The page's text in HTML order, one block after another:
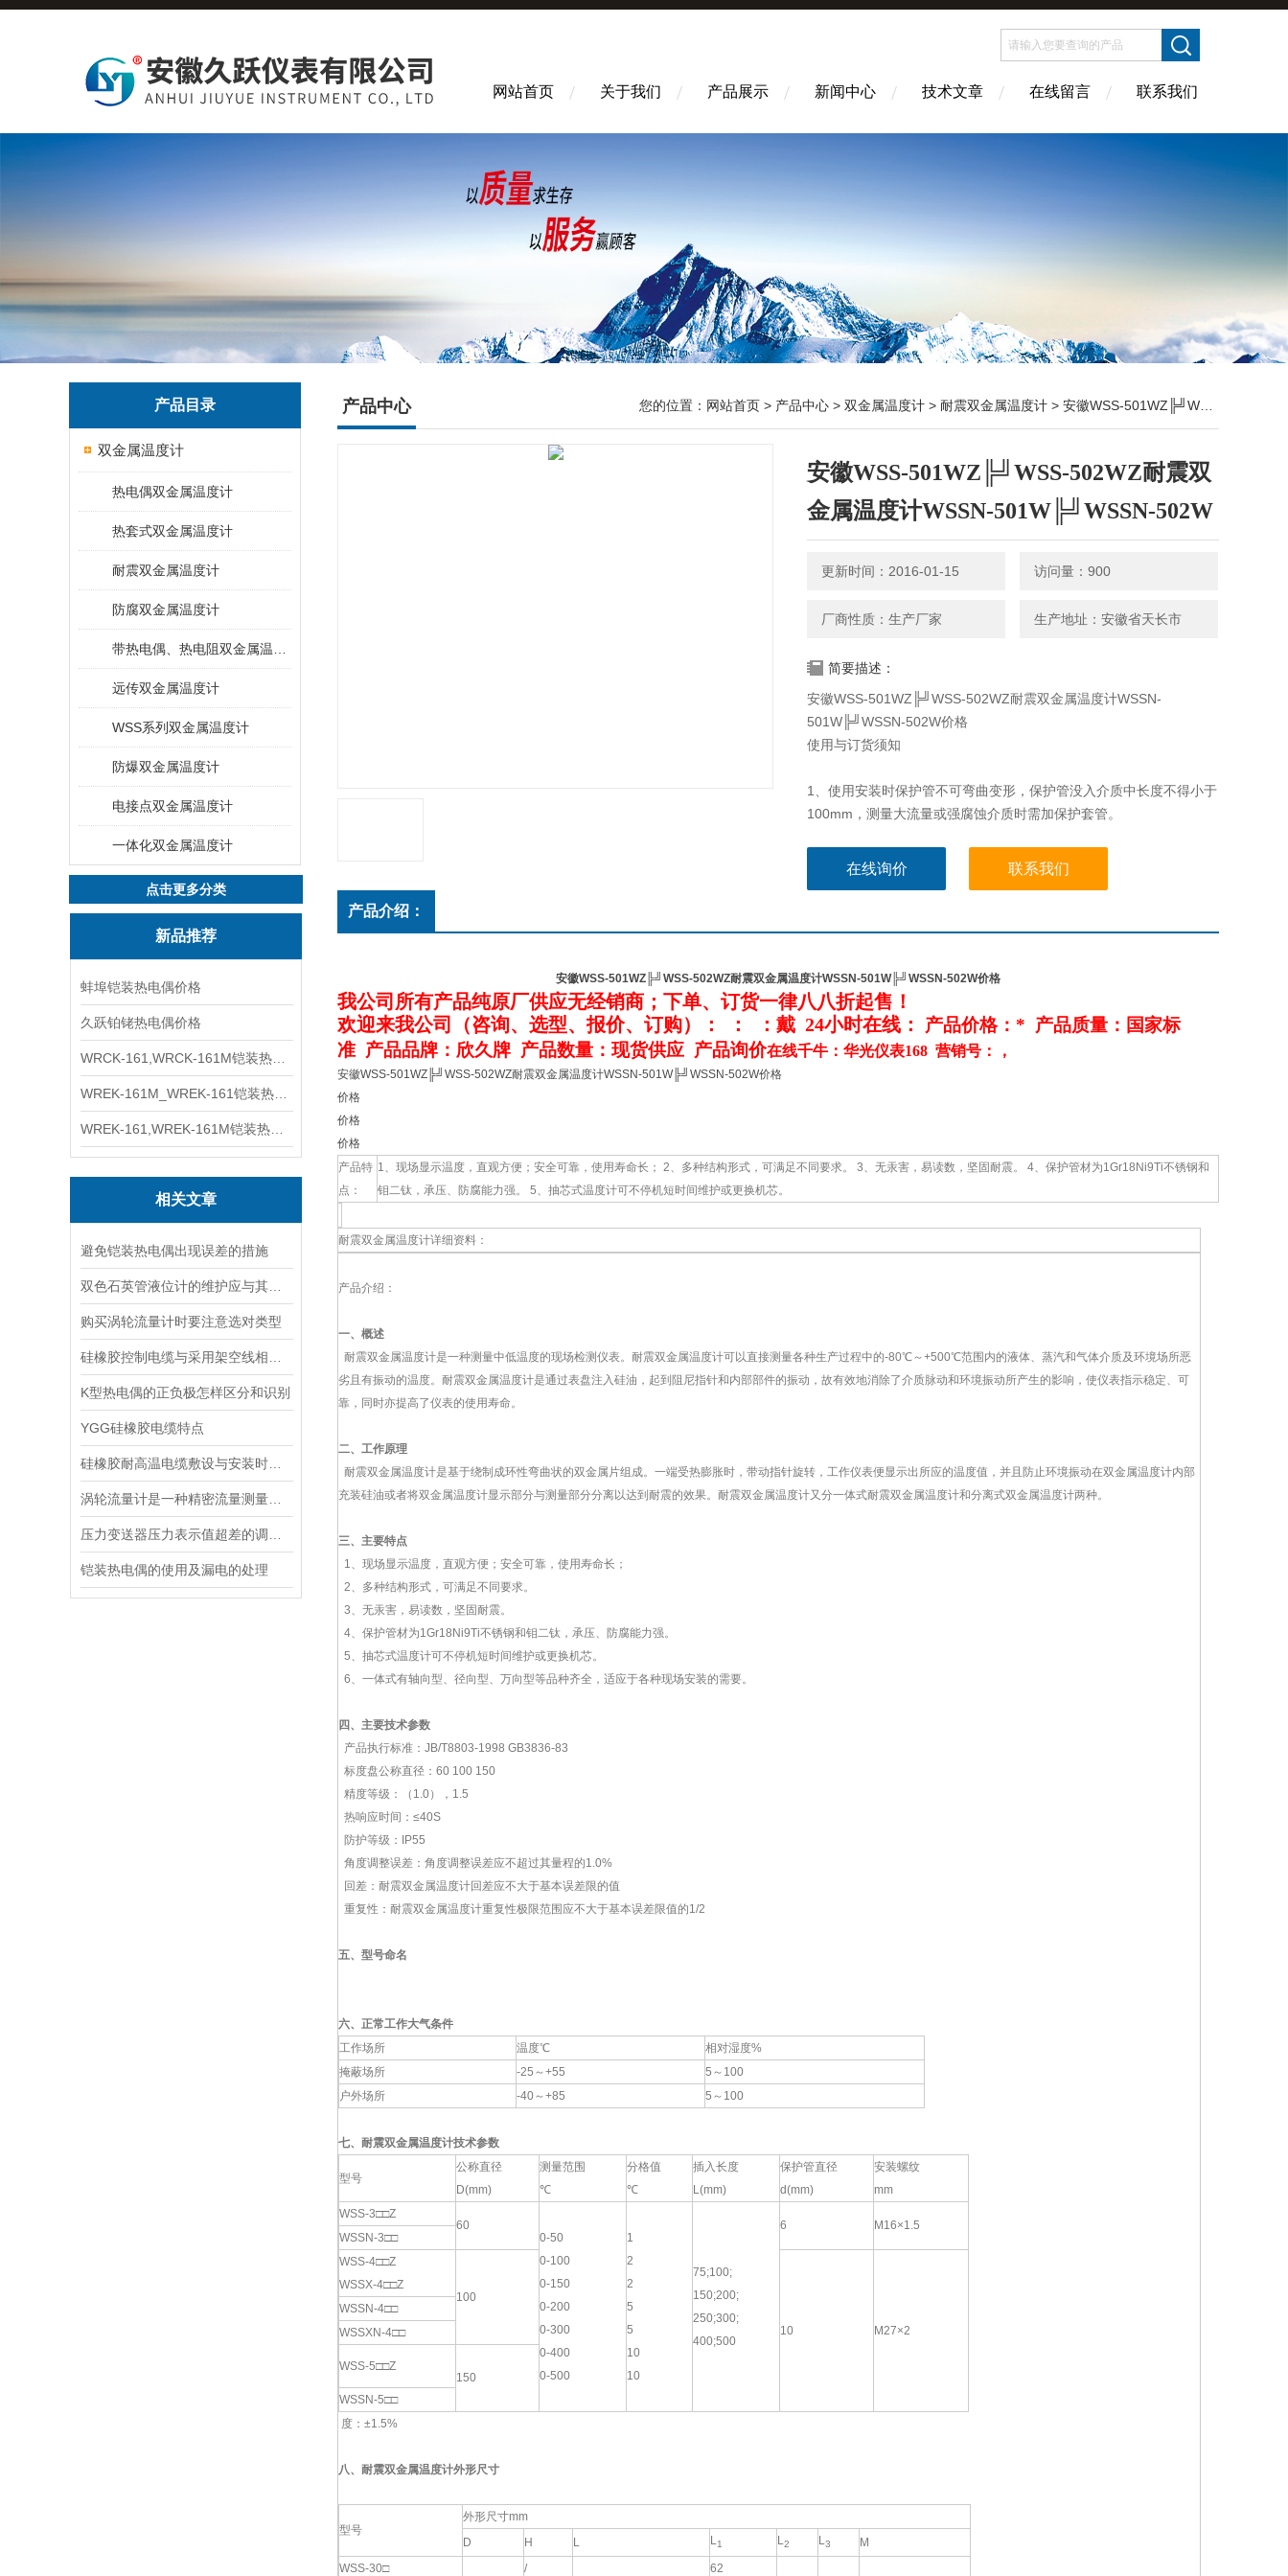
网站首页 关于我们 产品展示 新闻中心 技术文章 在线留言 联系我们
产品目录
双金属温度计
热电偶双金属温度计
热套式双金属温度计
耐震双金属温度计
防腐双金属温度计
远传双金属温度计
WSS系列双金属温度计
防爆双金属温度计
电接点双金属温度计
一体化双金属温度计
点击更多分类
新品推荐
蚌埠铠装热电偶价格
久跃铂铑热电偶价格
相关文章
避免铠装热电偶出现误差的措施
购买涡轮流量计时要注意选对类型
K型热电偶的正负极怎样区分和识别
YGG硅橡胶电缆特点
铠装热电偶的使用及漏电的处理
产品中心 您的位置： 网站首页 > 产品中心 > 双金属温度计 > 耐震双金属温度计 > 安徽WSS-501WZ╠╝WSS-502WZ耐震双金属温度计WSSN-501W╠╝WSSN-502W
安徽WSS-501WZ╠╝WSS-502WZ耐震双
金属温度计WSSN-501W╠╝WSSN-502W
更新时间：2016-01-15 访问量：900
厂商性质：生产厂家 生产地址：安徽省天长市
简要描述：
安徽WSS-501WZ╠╝WSS-502WZ耐震双金属温度计WSSN-
501W╠╝WSSN-502W价格
使用与订货须知
1、使用安装时保护管不可弯曲变形，保护管没入介质中长度不得小于
100mm，测量大流量或强腐蚀介质时需加保护套管。
2、订货时请说明名称、型号、测量范围、保护管长及安装螺纹。
在线询价 联系我们
产品介绍：
安徽WSS-501WZ╠╝WSS-502WZ耐震双金属温度计WSSN-501W╠╝WSSN-502W价格
我公司 所有产品纯原厂供应无经销商；下单、订货一律八八折起售 ！
欢迎来我公司
（咨询、选型、报价、订购）： ： ： 戴 24小时在线： 产品价格：* 产品质量：国家标
准 产品品牌：欣久牌 产品数量：现货供应 产品询价在线千牛：华光仪表168 营销号：，
安徽WSS-501WZ╠╝WSS-502WZ耐震双金属温度计WSSN-501W╠╝WSSN-502W价格
价格
价格
价格
产品特
点：
1、现场显示温度，直观方便；安全可靠，使用寿命长； 2、多种结构形式，可满足不同要求。 3、无汞害，易读数，坚固耐震。 4、保护管材为1Gr18Ni9Ti不锈钢和
钼二钛，承压、防腐能力强。 5、抽芯式温度计可不停机短时间维护或更换机芯。
耐震双金属温度计详细资料：
产品介绍：
一、概述
耐震双金属温度计是一种测量中低温度的现场检测仪表。耐震双金属温度计可以直接测量各种生产过程中的-80℃～+500℃范围内的液体、蒸汽和气体介质及环境场所恶
劣且有振动的温度。耐震双金属温度计是通过表盘注入硅油，起到阻尼指针和内部部件的振动，故有效地消除了介质脉动和环境振动所产生的影响，使仪表指示稳定、可
靠，同时亦提高了仪表的使用寿命。
二、工作原理
耐震双金属温度计是基于绕制成环性弯曲状的双金属片组成。一端受热膨胀时，带动指针旋转，工作仪表便显示出所应的温度值，并且防止环境振动在双金属温度计内部
充装硅油或者将双金属温度计显示部分与测量部分分离以达到耐震的效果。耐震双金属温度计又分一体式耐震双金属温度计和分离式双金属温度计两种。
三、主要特点
1、现场显示温度，直观方便；安全可靠，使用寿命长；
2、多种结构形式，可满足不同要求。
3、无汞害，易读数，坚固耐震。
4、保护管材为1Gr18Ni9Ti不锈钢和钼二钛，承压、防腐能力强。
5、抽芯式温度计可不停机短时间维护或更换机芯。
6、一体式有轴向型、径向型、万向型等品种齐全，适应于各种现场安装的需要。
四、主要技术参数
产品执行标准：JB/T8803-1998 GB3836-83
标度盘公称直径：60 100 150
精度等级：（1.0），1.5
热响应时间：≤40S
防护等级：IP55
角度调整误差：角度调整误差应不超过其量程的1.0%
回差：耐震双金属温度计回差应不大于基本误差限的值
重复性：耐震双金属温度计重复性极限范围应不大于基本误差限值的1/2
五、 型号命名
六、 正常工作大气条件
工作场所
温度℃
相对湿度%
掩蔽场所
-25～+55
5～100
户外场所
-40～+85 5～100
七、耐震双金属温度计技术参数
型号
公称直径
D(mm)
测量范围
℃
分格值
℃
插入长度
L(mm)
保护管直径
d(mm)
安装螺纹
mm
WSS-3□□Z
60
0-50
0-100
0-150
0-200
0-300
0-400
0-500
1
2
2
5
5
10
10
75;100;
150;200;
250;300;
400;500
6
M16×1.5
WSSN-3□□
WSS-4□□Z
WSSX-4□□Z
100
10 M27×2
WSSN-4□□
WSSXN-4□□
WSS-5□□Z
150
WSSN-5□□
度：±1.5%
八、 耐震双金属温度计外形尺寸
型号
外形尺寸mm
D
H L L1 L2 L3
M
WSS-30□
/
62